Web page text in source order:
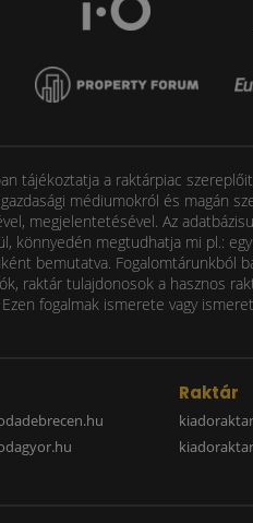
tájékoztatja a raktárpiac
médiumokról és magán
megjelentetésével. Az
megtudhatja mi pl.:
bemutatva. Fogalomtárunkból
raktár tulajdonosok a hasznos
fogalmak ismerete vagy
Raktár